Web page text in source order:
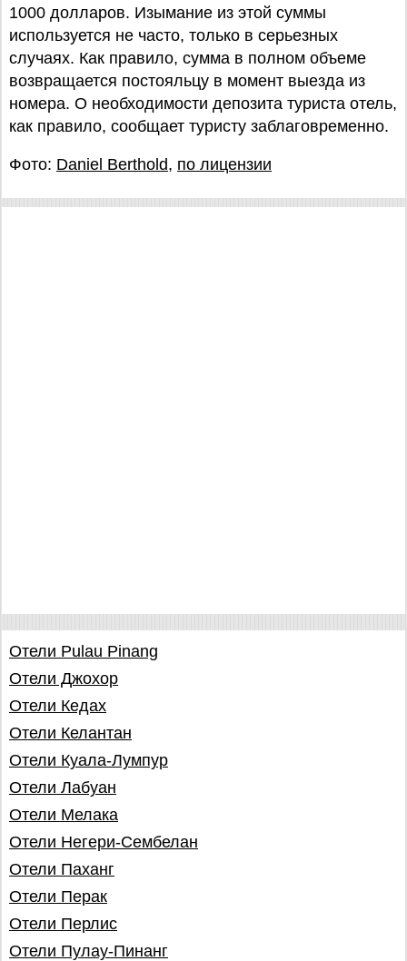
1000 долларов. Изымание из этой суммы
используется не часто, только в серьезных
случаях. Как правило, сумма в полном объеме
возвращается постояльцу в момент выезда из
номера. О необходимости депозита туриста отель,
как правило, сообщает туристу заблаговременно.
Фото: Daniel Berthold, по лицензии
Отели Pulau Pinang
Отели Джохор
Отели Кедах
Отели Келантан
Отели Куала-Лумпур
Отели Лабуан
Отели Мелака
Отели Негери-Сембелан
Отели Паханг
Отели Перак
Отели Перлис
Отели Пулау-Пинанг